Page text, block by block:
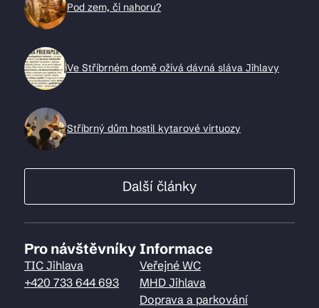
Pod zem, či nahoru?
Ve Stříbrném domě ožívá dávná sláva Jihlavy
Stříbrný dům hostil kytarové virtuozy
Další články
Pro návštěvníky
TIC Jihlava
+420 733 644 693
Informace
Veřejné WC
MHD Jihlava
Doprava a parkování